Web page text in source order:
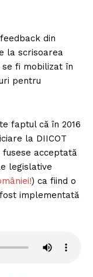
din
la scrisoarea
se fi mobilizat în
pentru
faptul că în 2016
la DIICOT
acceptată
legislative
) ca fiind o
implementată